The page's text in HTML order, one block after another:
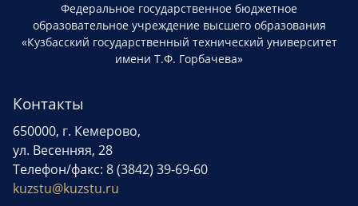
Федеральное государственное бюджетное
образовательное учреждение высшего образования
«Кузбасский государственный технический университет
имени Т.Ф. Горбачева»
Контакты
650000, г. Кемерово,
ул. Весенняя, 28
Телефон/факс: 8 (3842) 39-69-60
kuzstu@kuzstu.ru